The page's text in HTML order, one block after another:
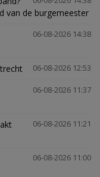
van de burgemeester
06-08-2026 14:38
06-08-2026 12:53
06-08-2026 11:37
06-08-2026 11:21
06-08-2026 11:00